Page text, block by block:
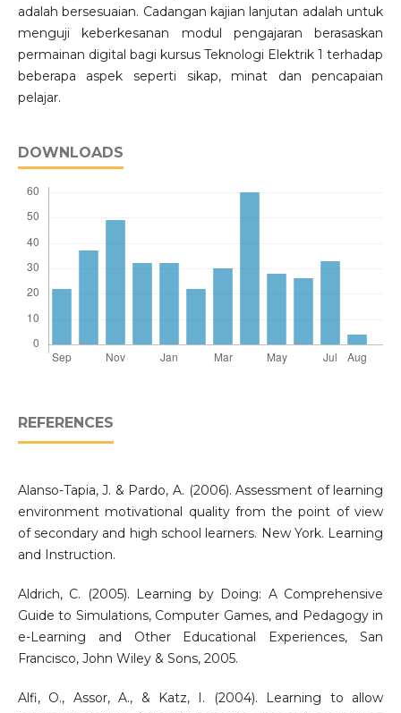
adalah bersesuaian. Cadangan kajian lanjutan adalah untuk
menguji keberkesanan modul pengajaran berasaskan
permainan digital bagi kursus Teknologi Elektrik 1 terhadap
beberapa aspek seperti sikap, minat dan pencapaian
pelajar.
DOWNLOADS
REFERENCES
Alanso-Tapia, J. & Pardo, A. (2006). Assessment of learning
environment motivational quality from the point of view
of secondary and high school learners. New York. Learning
and Instruction.
Aldrich, C. (2005). Learning by Doing: A Comprehensive
Guide to Simulations, Computer Games, and Pedagogy in
e-Learning and Other Educational Experiences, San
Francisco, John Wiley & Sons, 2005.
Alfi, O., Assor, A., & Katz, I. (2004). Learning to allow